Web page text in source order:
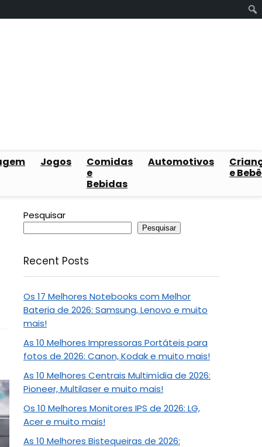
Jogos
Comidas
e
Bebidas
Automotivos
e
Pesquisar
Pesquisar
Recent Posts
Os 17 Melhores Notebooks com Melhor
Bateria de 2026: Samsung, Lenovo e muito
mais!
As 10 Melhores Impressoras Portáteis para
fotos de 2026: Canon, Kodak e muito mais!
As 10 Melhores Centrais Multimídia de 2026:
Pioneer, Multilaser e muito mais!
Os 10 Melhores Monitores IPS de 2026: LG,
Acer e muito mais!
As 10 Melhores Bistequeiras de 2026: